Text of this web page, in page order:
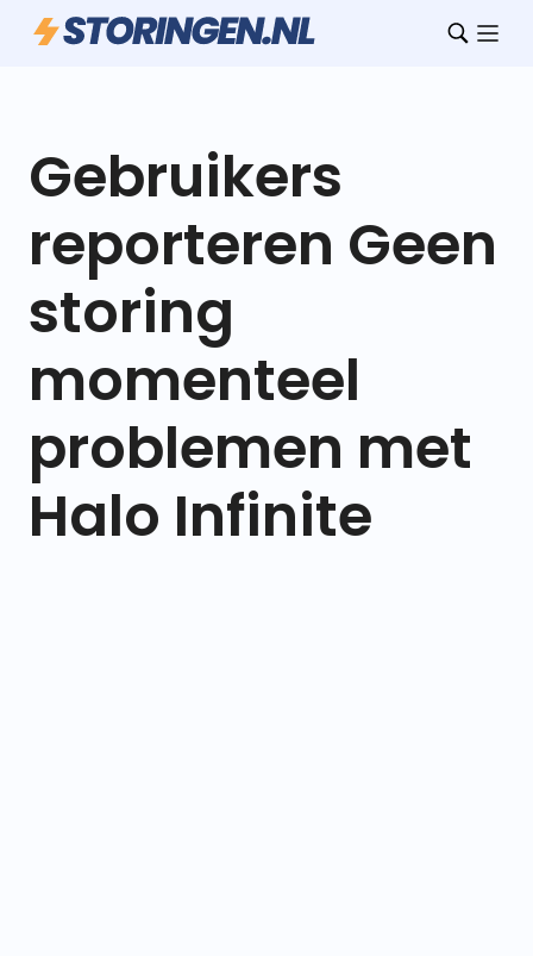
Gebruikers
reporteren Geen
storing
momenteel
problemen met
Halo Infinite